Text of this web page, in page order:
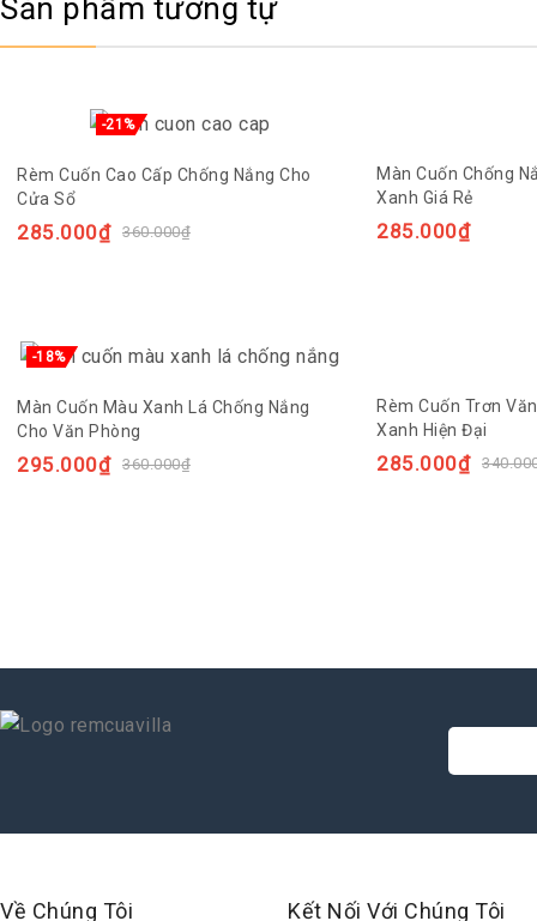
Sản phẩm tương tự
-21%
Rèm Cuốn Cao Cấp Chống Nắng Cho
Cửa Sổ
360.000₫
285.000₫
Màn Cuốn Chống
Xanh Giá Rẻ
285.000₫
-18%
Màn Cuốn Màu Xanh Lá Chống Nắng
Cho Văn Phòng
360.000₫
295.000₫
Rèm Cuốn Trơn
Xanh Hiện Đại
285.000₫
Về Chúng Tôi Kết Nối Với Chúng Tôi